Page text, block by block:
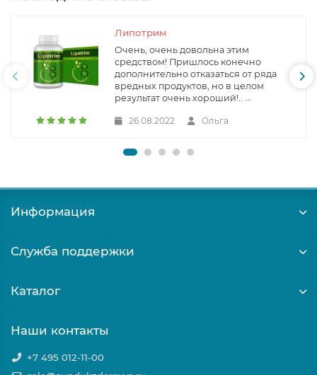
Липотрим
Очень, очень довольна этим
средством! Пришлось конечно
дополнительно отказаться от ряда
вредных продуктов, но в целом
результат очень хороший!.. →
26.08.2022 Ольга
Информация
Служба поддержки
Каталог
Наши контакты
+7 495 012-11-00